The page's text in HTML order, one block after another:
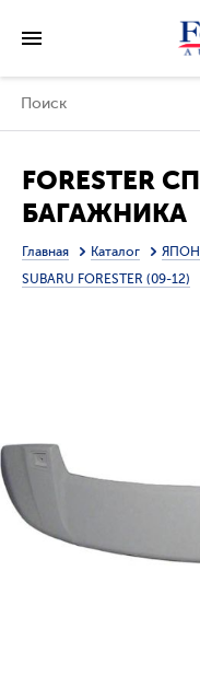
FORESTER
БАГАЖНИКА
Главная Каталог
SUBARU FORESTER (09-12)